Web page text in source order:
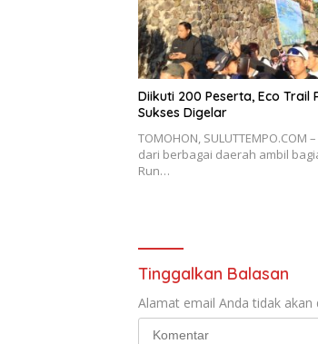
Diikuti 200 Peserta, Eco Trail
Sukses Digelar
TOMOHON,
dari berbagai daerah ambil
Run…
Tinggalkan Balasan
Alamat email Anda tidak akan